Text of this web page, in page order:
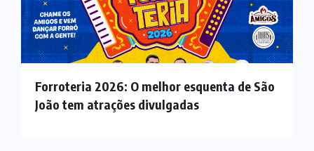
Forroteria 2026: O melhor esquenta de São
João tem atrações divulgadas